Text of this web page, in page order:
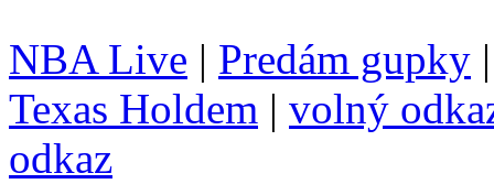
NBA Live | Predám gupky
Texas Holdem | volný
odkaz